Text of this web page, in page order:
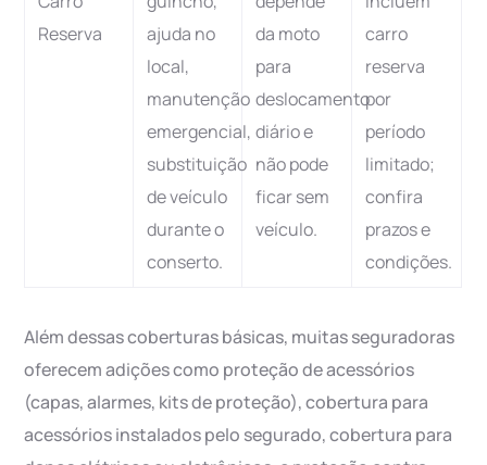
Reserva
ajuda no
local,
manutenção
emergencial,
substituição
de veículo
durante o
conserto.
da moto
para
deslocamento
diário e
não pode
ficar sem
veículo.
carro
reserva
por
período
limitado;
confira
prazos e
condições.
Além dessas coberturas básicas, muitas seguradoras
oferecem adições como proteção de acessórios
(capas, alarmes, kits de proteção), cobertura para
acessórios instalados pelo segurado, cobertura para